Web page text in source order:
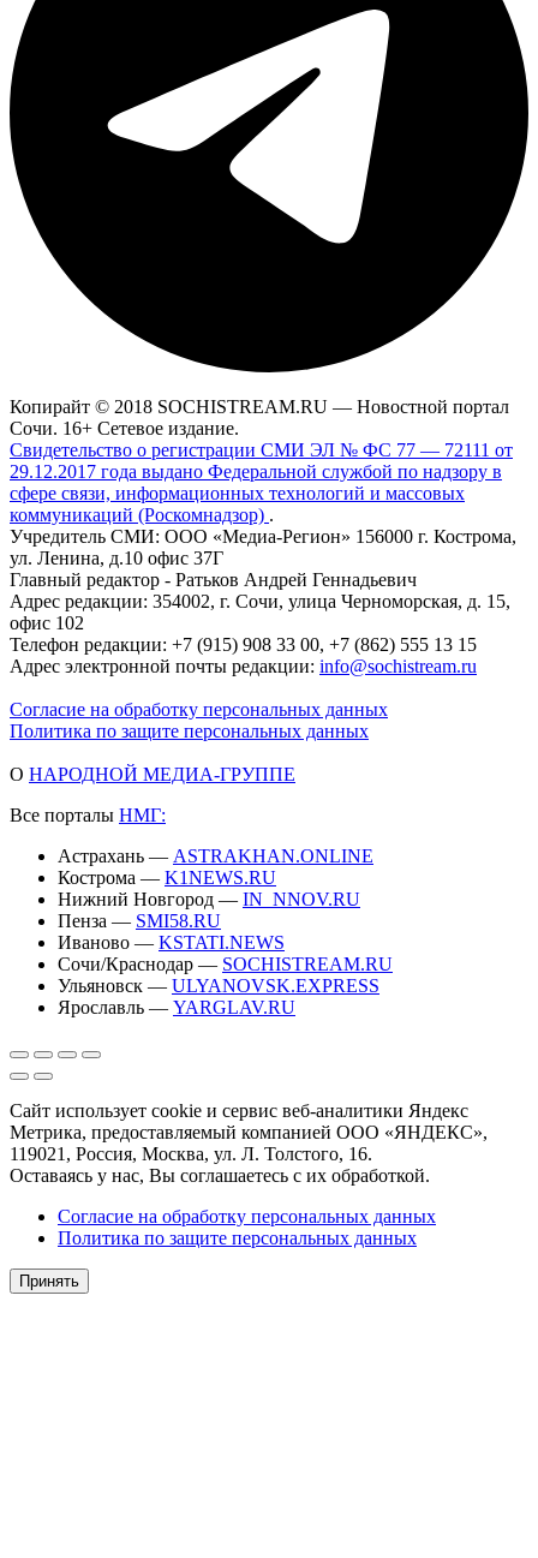
Копирайт © 2018 SOCHISTREAM.RU — Новостной портал
Сочи. 16+ Сетевое издание.
Свидетельство о регистрации СМИ ЭЛ № ФС 77 — 72111 от
29.12.2017 года выдано Федеральной службой по надзору в
сфере связи, информационных технологий и массовых
коммуникаций (Роскомнадзор) .
Учредитель СМИ: ООО «Медиа-Регион» 156000 г. Кострома,
ул. Ленина, д.10 офис 37Г
Главный редактор - Ратьков Андрей Геннадьевич
Адрес редакции: 354002, г. Сочи, улица Черноморская, д. 15,
офис 102
Телефон редакции: +7 (915) 908 33 00, +7 (862) 555 13 15
Адрес электронной почты редакции: info@sochistream.ru
Согласие на обработку персональных данных
Политика по защите персональных данных
О НАРОДНОЙ МЕДИА-ГРУППЕ
Все порталы НМГ:
Астрахань — ASTRAKHAN.ONLINE
Кострома — K1NEWS.RU
Нижний Новгород — IN_NNOV.RU
Пенза — SMI58.RU
Иваново — KSTATI.NEWS
Сочи/Краснодар — SOCHISTREAM.RU
Ульяновск — ULYANOVSK.EXPRESS
Ярославль — YARGLAV.RU
Сайт использует cookie и сервис веб-аналитики Яндекс
Метрика, предоставляемый компанией ООО «ЯНДЕКС»,
119021, Россия, Москва, ул. Л. Толстого, 16.
Оставаясь у нас, Вы соглашаетесь с их обработкой.
Согласие на обработку персональных данных
Политика по защите персональных данных
Принять